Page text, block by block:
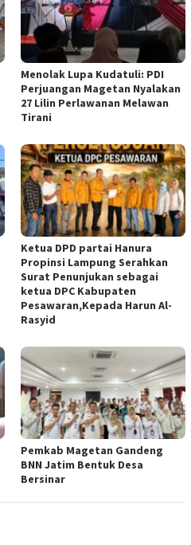
Menolak Lupa Kudatuli: PDI
Perjuangan Magetan Nyalakan
27 Lilin Perlawanan Melawan
Tirani
Ketua DPD partai Hanura
Propinsi Lampung Serahkan
Surat Penunjukan sebagai
ketua DPC Kabupaten
Pesawaran,Kepada Harun Al-
Rasyid
Pemkab Magetan Gandeng
BNN Jatim Bentuk Desa
Bersinar